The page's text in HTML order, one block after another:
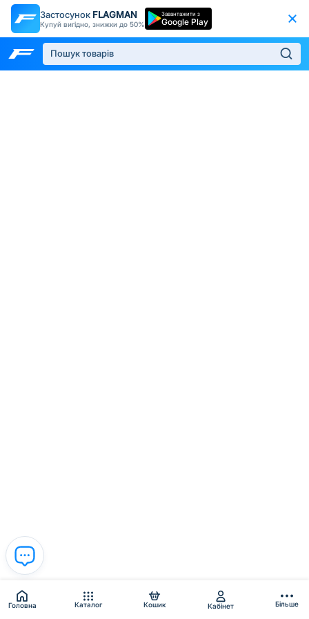
Головна Каталог Кошик Кабінет Більше
Застосунок FLAGMAN
Купуй вигідно, знижки до 50%
Завантажити з
Google Play